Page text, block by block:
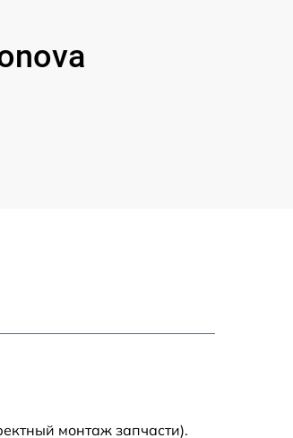
монтаж запчасти).